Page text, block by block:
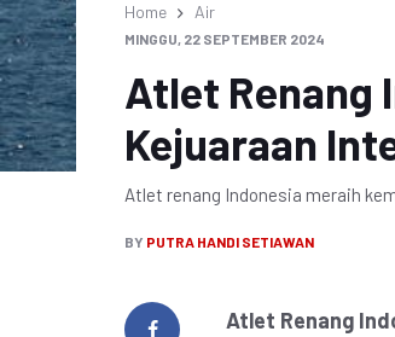
Home Air
MINGGU, 22 SEPTEMBER 2024
Atlet Renang
Kejuaraan
Atlet renang Indonesia meraih
BY PUTRA HANDI SETIAWAN
Atlet Renang